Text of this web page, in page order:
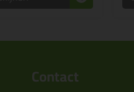
Contact